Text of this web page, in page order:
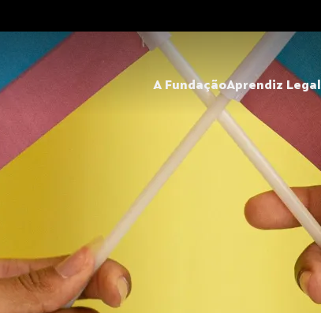
A FundaçãoAprendiz Legal